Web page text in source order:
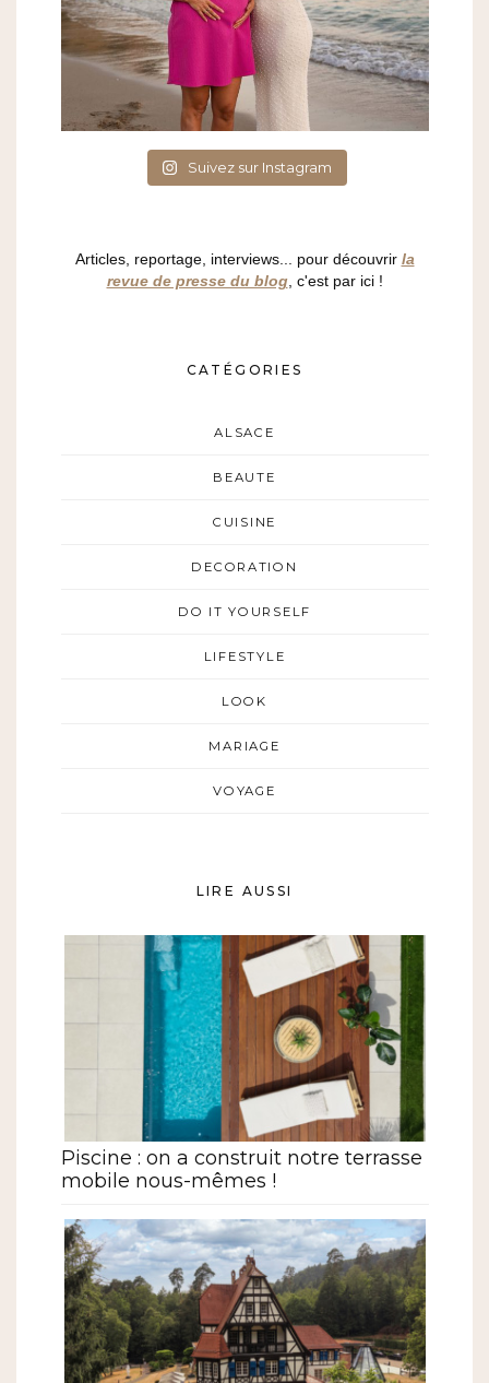
Suivez sur Instagram
Articles, reportage, interviews... pour découvrir la
revue de presse du blog, c'est par ici !
CATÉGORIES
ALSACE
BEAUTE
CUISINE
DECORATION
DO IT YOURSELF
LIFESTYLE
LOOK
MARIAGE
VOYAGE
LIRE AUSSI
Piscine : on a construit notre terrasse
mobile nous-mêmes !